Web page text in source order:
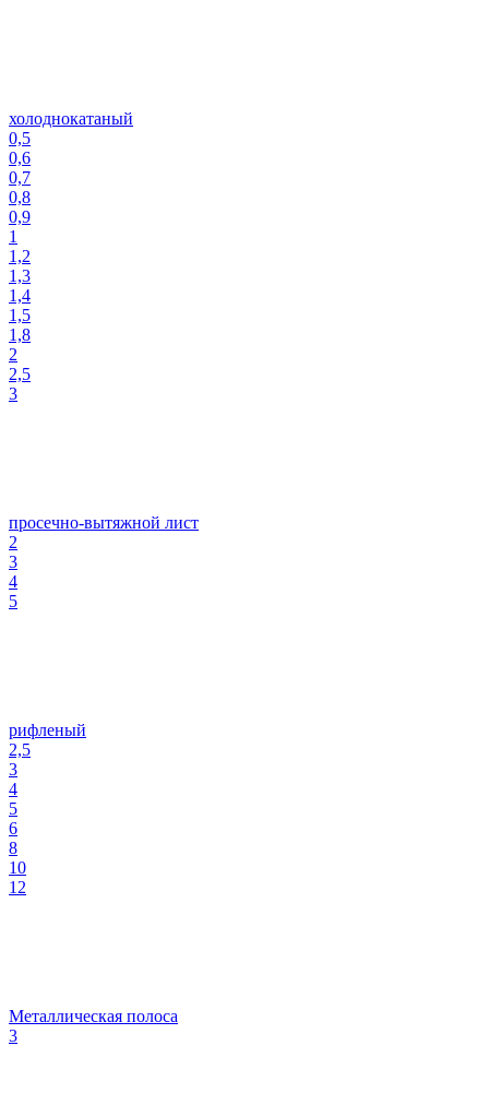
холоднокатаный
0,5
0,6
0,7
0,8
0,9
1
1,2
1,3
1,4
1,5
1,8
2
2,5
3
просечно-вытяжной лист
2
3
4
5
рифленый
2,5
3
4
5
6
8
10
12
Металлическая полоса
3